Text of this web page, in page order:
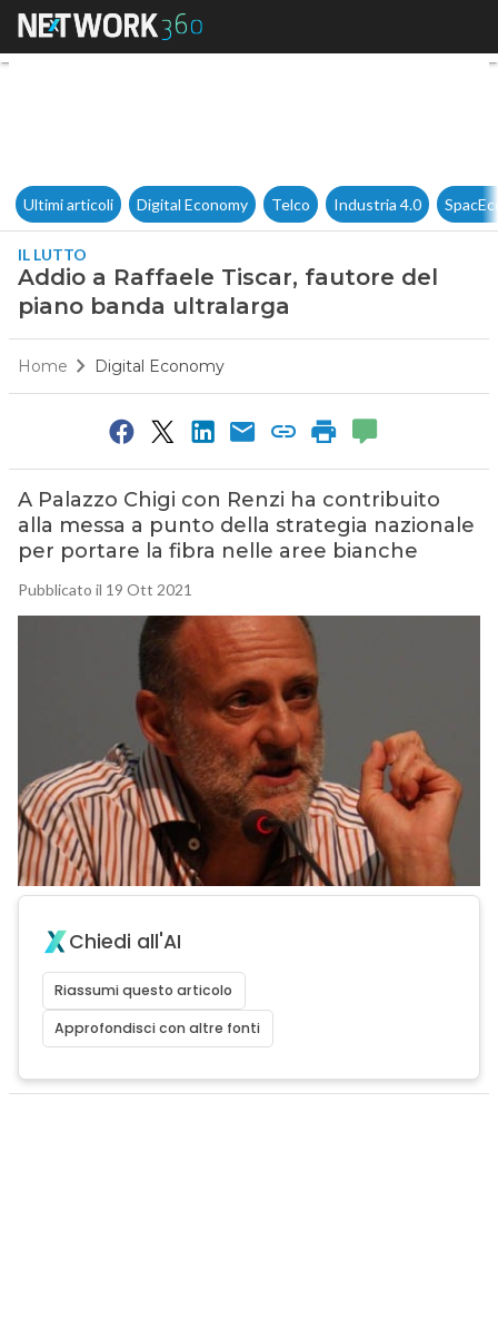
Addio a Raffaele Tiscar,
Ultimi articoli Digital Economy Telco Industria 4.0
IL LUTTO
Addio a Raffaele Tiscar, fautore del
piano banda ultralarga
Home Digital Economy
A Palazzo Chigi con Renzi ha contribuito
alla messa a punto della strategia nazionale
per portare la fibra nelle aree bianche
Pubblicato il 19 Ott 2021
Chiedi all'AI
Riassumi questo articolo
Approfondisci con altre fonti